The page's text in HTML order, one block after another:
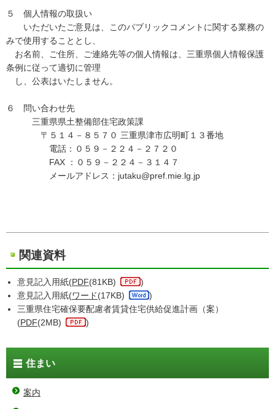
５ 個人情報の取扱い
いただいたご意見は、このパブリックコメントに関する業務の
みで使用することとし、
お名前、ご住所、ご連絡先等の個人情報は、三重県個人情報保護
条例に従って適切に管理
し、公表はいたしません。
６ 問い合わせ先
三重県県土整備部住宅政策課
〒５１４－８５７０ 三重県津市広明町１３番地
電話：０５９－２２４－２７２０
FAX ：０５９－２２４－３１４７
メールアドレス：jutaku@pref.mie.lg.jp
関連資料
意見記入用紙(PDF(81KB)
)
意見記入用紙(ワード(17KB)
)
三重県住宅確保要配慮者賃貸住宅供給促進計画（案）
(PDF(2MB) )
住まい
案内